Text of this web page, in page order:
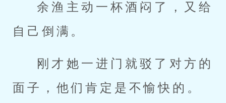
余渔主动一杯酒闷了，又给
自己倒满。
刚才她一进门就驳了对方的
面子，他们肯定是不愉快的。